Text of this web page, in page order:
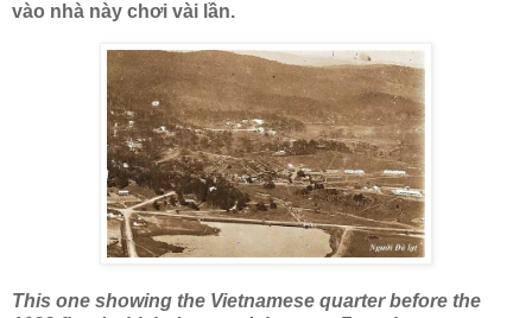
vào nhà này chơi vài lần.
This one showing the Vietnamese quarter before the